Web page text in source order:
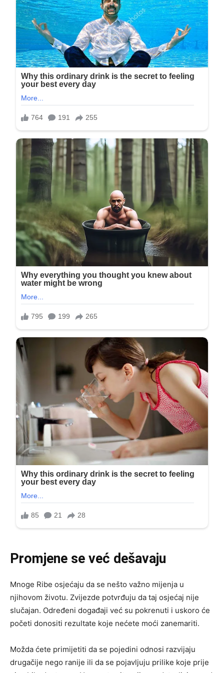
Promjene se već dešavaju
Mnoge Ribe osjećaju da se nešto važno mijenja u
njihovom životu. Zvijezde potvrđuju da taj osjećaj nije
slučajan. Određeni događaji već su pokrenuti i uskoro će
početi donositi rezultate koje nećete moći zanemariti.
Možda ćete primijetiti da se pojedini odnosi razvijaju
drugačije nego ranije ili da se pojavljuju prilike koje prije